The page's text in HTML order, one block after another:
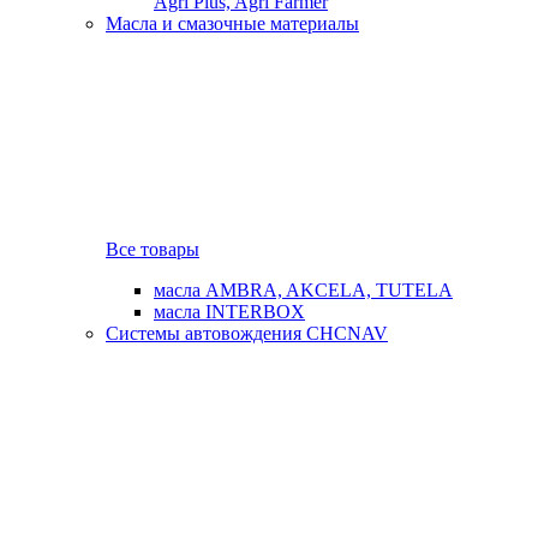
Масла и смазочные материалы
Все товары
масла AMBRA, AKCELA, TUTELA
масла INTERBOX
Системы автовождения CHCNAV